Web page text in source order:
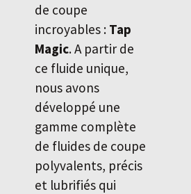
de coupe
incroyables : Tap
Magic. A partir de
ce fluide unique,
nous avons
développé une
gamme complète
de fluides de coupe
polyvalents, précis
et lubrifiés qui